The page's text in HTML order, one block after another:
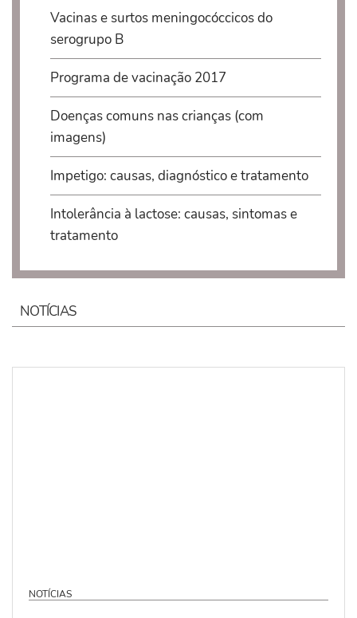
Vacinas e surtos meningocóccicos do
serogrupo B
Programa de vacinação 2017
Doenças comuns nas crianças (com
imagens)
Impetigo: causas, diagnóstico e tratamento
Intolerância à lactose: causas, sintomas e
tratamento
NOTÍCIAS
NOTÍCIAS